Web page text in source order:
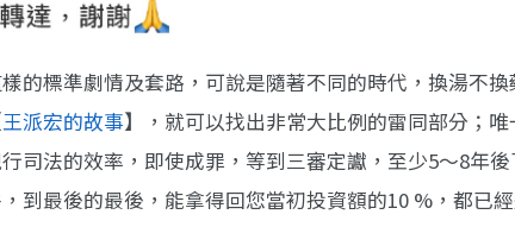
的標準劇情及套路，可說是隨著不同的時代，換湯不
王派宏的故事】，就可以找出非常大比例的雷同部分；
司法的效率，即使成罪，等到三審定讞，至少5～8年
到最後的最後，能拿得回您當初投資額的10 %，都已